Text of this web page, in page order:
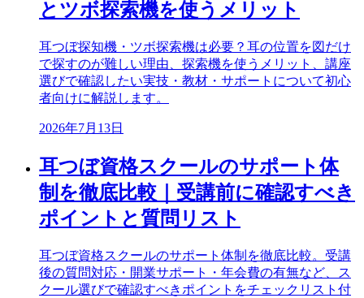
とツボ探索機を使うメリット
耳つぼ探知機・ツボ探索機は必要？耳の位置を図だけ
で探すのが難しい理由、探索機を使うメリット、講座
選びで確認したい実技・教材・サポートについて初心
者向けに解説します。
2026年7月13日
耳つぼ資格スクールのサポート体
制を徹底比較｜受講前に確認すべき
ポイントと質問リスト
耳つぼ資格スクールのサポート体制を徹底比較。受講
後の質問対応・開業サポート・年会費の有無など、ス
クール選びで確認すべきポイントをチェックリスト付